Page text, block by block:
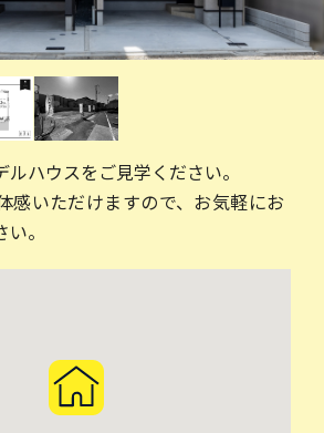
ルハウスをご見学ください。
感いただけますので、お気軽にお
。